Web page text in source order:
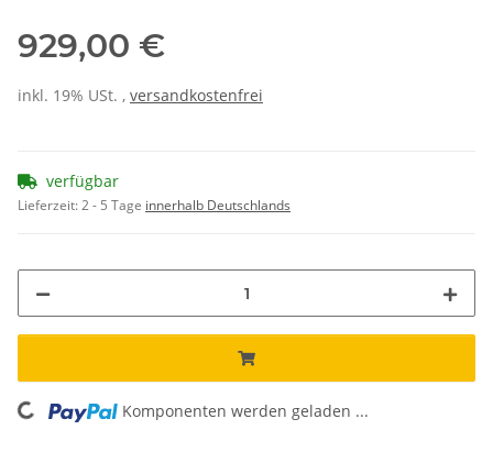
929,00 €
inkl. 19% USt. , versandkostenfrei
verfügbar
Lieferzeit:2 - 5 Tage innerhalb Deutschlands
Komponenten werden geladen ...